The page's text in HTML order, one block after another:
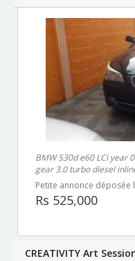
BMW 530d e60 LCi year
gear 3.0 turbo diesel
Petite annonce déposée
Rs 525,000
CREATIVITY Art